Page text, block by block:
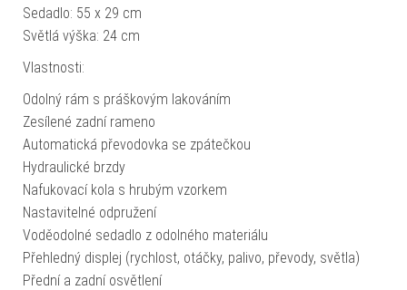
Sedadlo: 55 x 29 cm
Světlá výška: 24 cm
Vlastnosti:
Odolný rám s práškovým lakováním
Zesílené zadní rameno
Automatická převodovka se zpátečkou
Hydraulické brzdy
Nafukovací kola s hrubým vzorkem
Nastavitelné odpružení
Voděodolné sedadlo z odolného materiálu
Přehledný displej (rychlost, otáčky, palivo, převody, světla)
Přední a zadní osvětlení